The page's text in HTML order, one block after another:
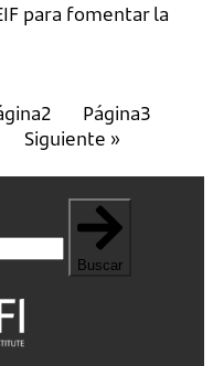
para fomentar la
2 Página3
Siguiente »
Buscar